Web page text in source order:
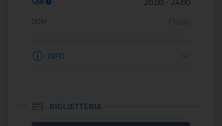
DOM
Informazioni apertura
INFO
BIGLIETTERIA